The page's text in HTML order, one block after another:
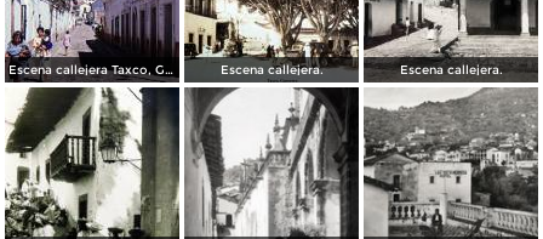
Escena callejera Taxco, Guerrero 1967. Escena callejera. Escena callejera.